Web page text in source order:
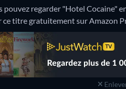
pouvez regarder "Hotel Cocaine"
ce titre gratuitement sur Amazon